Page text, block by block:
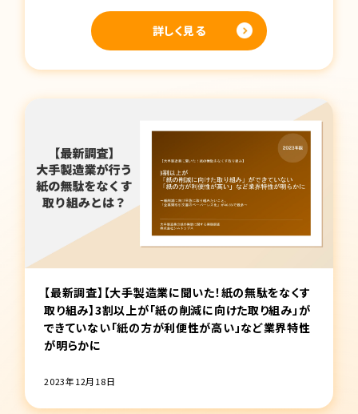
詳しく見る
【最新調査】【大手製造業に聞いた！紙の無駄をなくす
取り組み】3割以上が「紙の削減に向けた取り組み」が
できていない「紙の方が利便性が高い」など業界特性
が明らかに
2023年12月18日